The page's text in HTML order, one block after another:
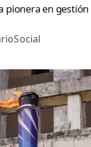
pionera en